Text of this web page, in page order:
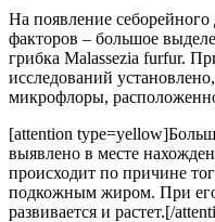
На появление себорейного
факторов – большое
грибка Malassezia furfur.
исследований
микрофлоры,
[attention
выявлено в месте
происходит по причине
подкожным жиром. При его
развивается и растет.[/